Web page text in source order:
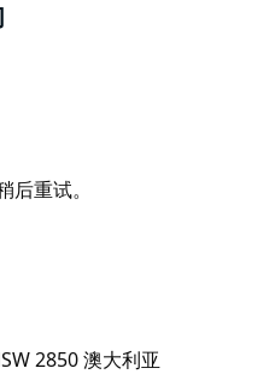
淘金历史遗迹、艺术氛围
人和朋友聚会的理想场
外的宁静氛围。
解这座村庄昔日作为繁荣
田园风格的花园，或在秋季
古老林荫大道，欣赏绚丽
重试。
2850 澳大利亚